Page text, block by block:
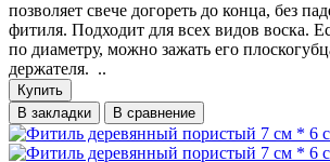
позволяет свече догореть до конца, без
фитиля. Подходит для всех видов воска.
по диаметру, можно зажать его
держателя. ..
Купить
В закладки
В сравнение